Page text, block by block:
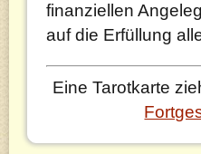
finanziellen
auf die Erfüllung
Eine Tarotkarte